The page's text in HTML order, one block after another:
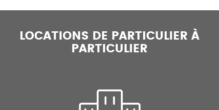
LOCATIONS DE PARTICULIER À
PARTICULIER